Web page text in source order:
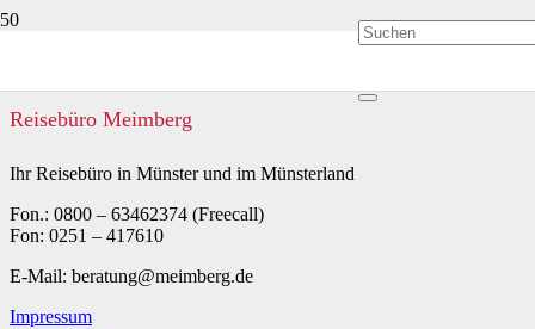
Reisebüro Meimberg
Ihr Reisebüro in Münster und im Münsterland
Fon.: 0800 – 63462374 (Freecall)
Fon: 0251 – 417610
E-Mail: beratung@meimberg.de
Impressum